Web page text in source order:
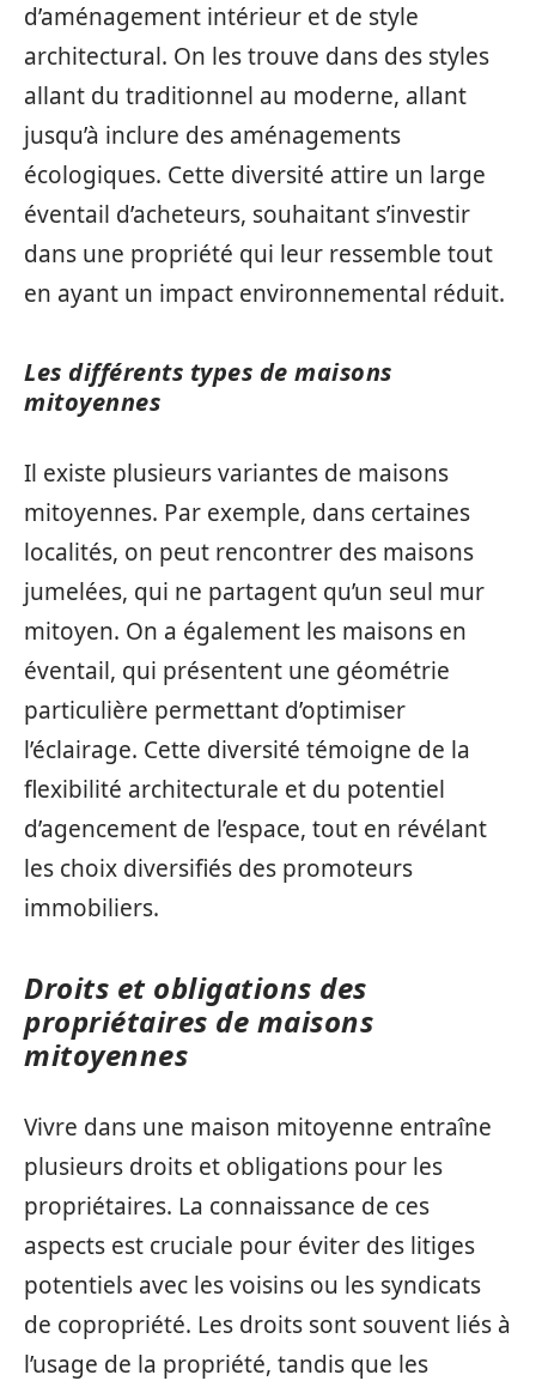
d’aménagement intérieur et de style
architectural. On les trouve dans des styles
allant du traditionnel au moderne, allant
jusqu’à inclure des aménagements
écologiques. Cette diversité attire un large
éventail d’acheteurs, souhaitant s’investir
dans une propriété qui leur ressemble tout
en ayant un impact environnemental réduit.
Les différents types de maisons
mitoyennes
Il existe plusieurs variantes de maisons
mitoyennes. Par exemple, dans certaines
localités, on peut rencontrer des maisons
jumelées, qui ne partagent qu’un seul mur
mitoyen. On a également les maisons en
éventail, qui présentent une géométrie
particulière permettant d’optimiser
l’éclairage. Cette diversité témoigne de la
flexibilité architecturale et du potentiel
d’agencement de l’espace, tout en révélant
les choix diversifiés des promoteurs
immobiliers.
Droits et obligations des
propriétaires de maisons
mitoyennes
Vivre dans une maison mitoyenne entraîne
plusieurs droits et obligations pour les
propriétaires. La connaissance de ces
aspects est cruciale pour éviter des litiges
potentiels avec les voisins ou les syndicats
de copropriété. Les droits sont souvent liés à
l’usage de la propriété, tandis que les